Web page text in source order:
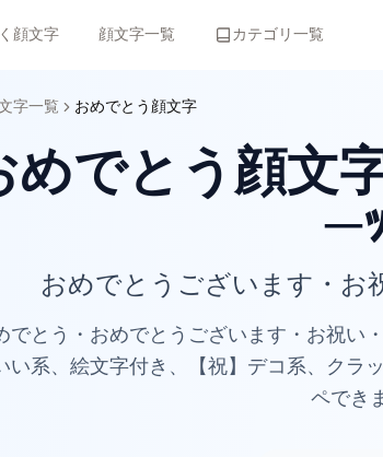
顔文字 顔文字一覧 カテゴリ一覧
字一覧 おめでとう顔文字
めでとう顔文
─
おめでとうございます・お
でとう・おめでとうございます・お祝い
い系、絵文字付き、【祝】デコ系、クラ
ペでき